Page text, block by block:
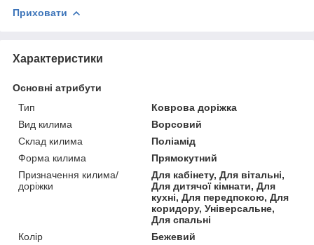
Приховати
Характеристики
Основні атрибути
Тип
Коврова доріжка
Вид килима
Ворсовий
Склад килима
Поліамід
Форма килима
Прямокутний
Призначення килима/
доріжки
Для кабінету, Для вітальні,
Для дитячої кімнати, Для
кухні, Для передпокою, Для
коридору, Універсальне,
Для спальні
Колір
Бежевий